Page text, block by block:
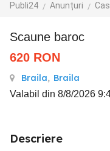
Publi24 Anunțuri
scaune baroc
620 RON
Braila, Braila
Valabil din 8/8/2026
Descriere